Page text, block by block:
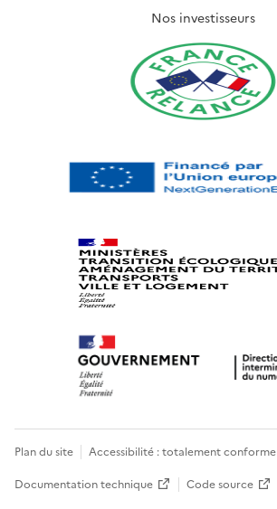
Nos investisseurs
Plan du site Accessibilité : totalement conforme
Documentation technique
Code source